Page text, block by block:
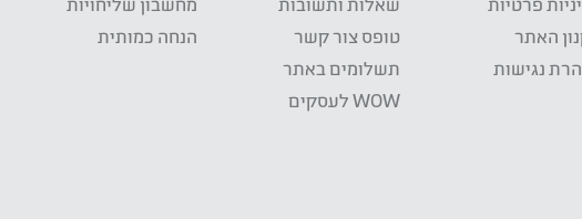
האתר
נגישות
טופס צור קשר
תשלומים באתר
WOW לעסקים
הנחה כמותית